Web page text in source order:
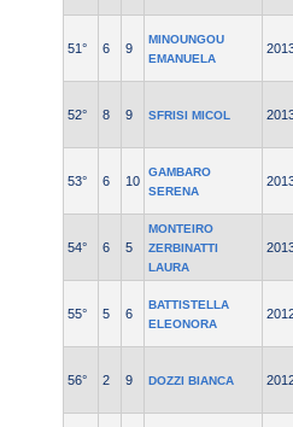
51° 6 9
MINOUNGOU
EMANUELA
52° 8 9 SFRISI MICOL
53° 6 10
GAMBARO
SERENA
54° 6 5
MONTEIRO
ZERBINATTI
LAURA
55° 5 6
BATTISTELLA
ELEONORA
56° 2 9 DOZZI BIANCA